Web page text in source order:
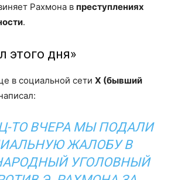
Рахмона в преступлениях
.
этого дня»
в социальной сети X (бывший
ТО ВЧЕРА МЫ ПОДАЛИ
ЖАЛОБУ В
УГОЛОВНЫЙ